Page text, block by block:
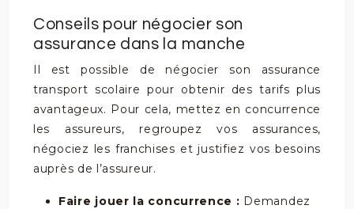
Conseils pour négocier son
assurance dans la manche
Il est possible de négocier son assurance
transport scolaire pour obtenir des tarifs plus
avantageux. Pour cela, mettez en concurrence
les assureurs, regroupez vos assurances,
négociez les franchises et justifiez vos besoins
auprès de l’assureur.
Faire jouer la concurrence : Demandez